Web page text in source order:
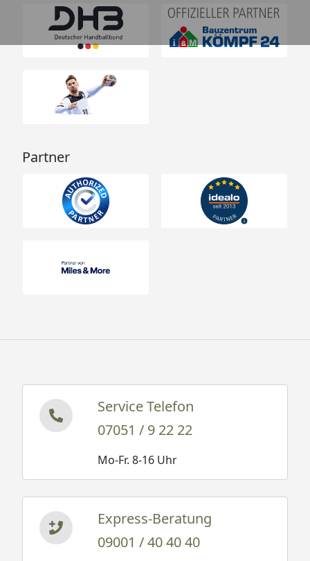
Partner
Service Telefon
07051 / 9 22 22
Mo-Fr. 8-16 Uhr
Express-Beratung
09001 / 40 40 40